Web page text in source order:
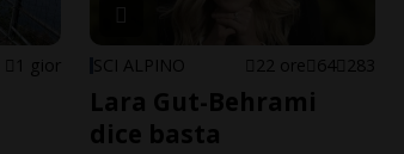
1 gior SCI ALPINO 22 ore 64 283
Lara Gut-Behrami
dice basta